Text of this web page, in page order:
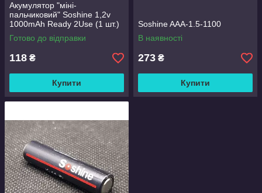
Акумулятор "міні-
пальчиковий" Soshine 1,2v
1000mAh Ready 2Use (1 шт.)
Готово до відправки
118 ₴
Купити
Soshine AAA-1.5-1100
В наявності
273 ₴
Купити